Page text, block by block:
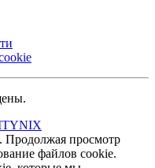
Продолжая просмотр
файлов cookie.